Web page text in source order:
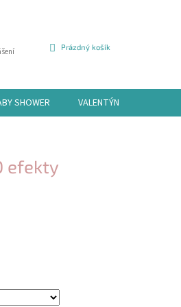
NÁKUPNÍ
Prázdný košík
SHOWER VALENTÝN
efekty